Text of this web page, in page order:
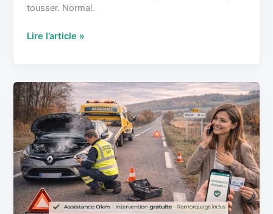
tousser. Normal.
Lire l’article »
Assistance
dépannage
:
0km
ou
50km,
quelle
formule
choisir